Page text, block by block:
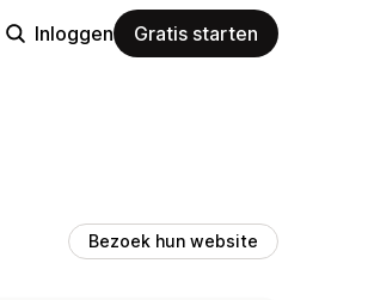
Inloggen Gratis starten
Bezoek hun website